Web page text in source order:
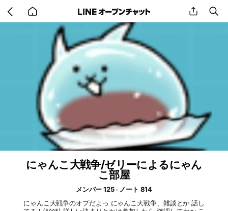
back
to
home
share
にゃんこ大戦争/ゼリーによるにゃん
こ部屋
メンバー 125
ノート 814
にゃんこ大戦争のオプだよっ にゃんこ大戦争、雑談とか 話し